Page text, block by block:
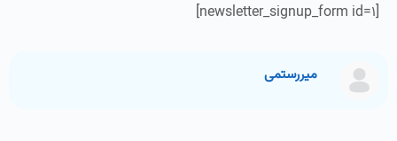
[newsletter_signup_form id=1]
میررستمی